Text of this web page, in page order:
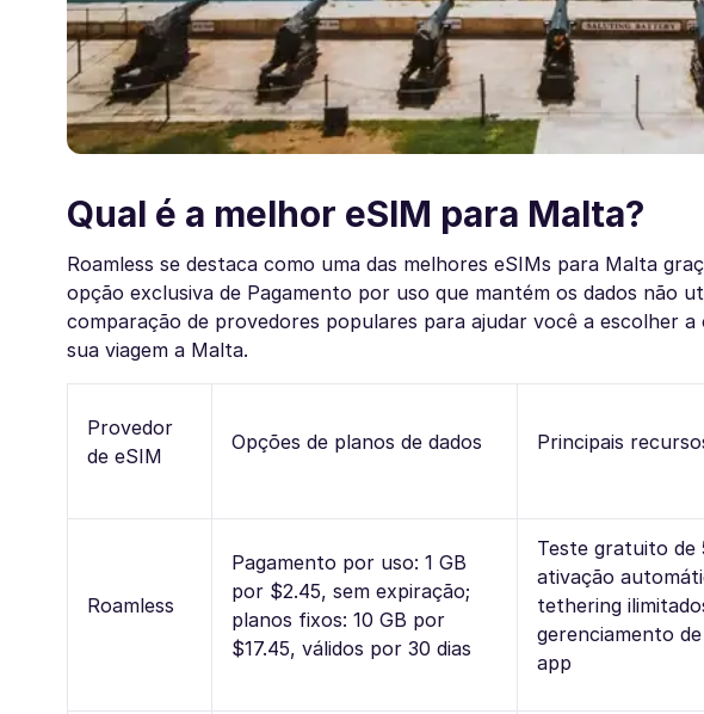
Qual é a melhor eSIM para Malta?
Roamless se destaca como uma das melhores eSIMs para Malta
opção exclusiva de Pagamento por uso que mantém os dados não
comparação de provedores populares para ajudar você a escolher
sua viagem a Malta.
Provedor
de eSIM
Opções de planos de dados Principais
Roamless
Pagamento por uso: 1 GB
por $2.45, sem expiração;
planos fixos: 10 GB por
$17.45, válidos por 30 dias
Teste gratuito de
ativação
tethering
gerenciamento
app